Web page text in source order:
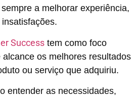
a melhorar experiência,
Success tem como foco
os melhores resultados
ou serviço que adquiriu.
entender as necessidades,